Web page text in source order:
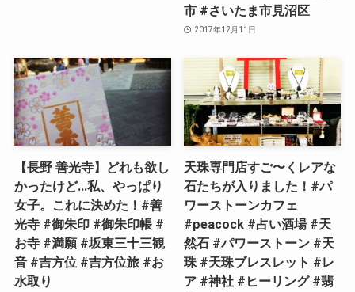
市 #さいたま市見沼区
2017年12月11日
【長野 善光寺】どれも欲し
かったけど…私、やっぱり
女子。これに決めた！#善
光寺 #御朱印 #御朱印帳 #
お寺 #満願 #坂東三十三観
音 #吉方位 #吉方位旅 #お
水取り
天珠専門店すご〜くレアな
石たちが入りました！#パ
ワーストーンカフェ
#peacock #占い酒場 #天
然石 #パワーストーン #天
珠 #天珠ブレスレット #レ
ア #神社 #ヒーリング #翡